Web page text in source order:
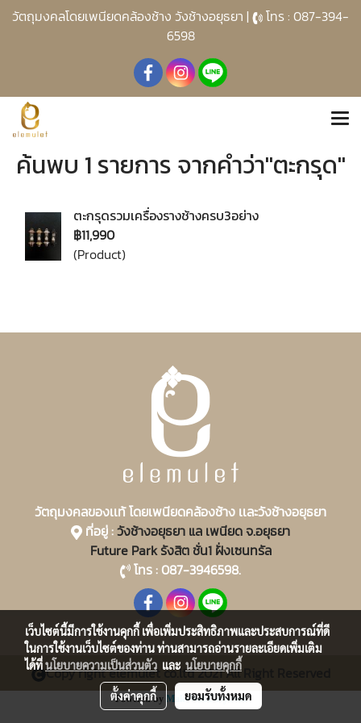
วัตถุมงคลโดยเพนียดคล้องช้าง วังช้างอยุธยา |
โทร : 087-394-
6598
ค้นพบ 1 รายการ จากคำว่า"ตะกรุด"
ตะกรุดรวมเครื่องรางช้างครบ3อย่าง
฿11,990
(Product)
วัตถุมงคลของเเท้ โดยเพนียดคล้องช้าง เเละวังช้างอยุธยา
ที่อยู่ :วังช้างอยุธยา แล เพนียด จ.อยุธยา
Future Park รังสิต ชั่น1 ฝั่งเซนทรัล
โทร : 087-3946598.
Copy right elemulet co.ltd 2021 All Right Reserved
Powered by MakeWebEasy.com
เว็บไซต์นี้มีการใช้งานคุกกี้ เพื่อเพิ่มประสิทธิภาพและประสบการณ์ที่ดี
ในการใช้งานเว็บไซต์ของท่าน ท่านสามารถอ่านรายละเอียดเพิ่มเติม
ได้ที่นโยบายความเป็นส่วนตัว และ นโยบายคุกกี้
ตั้งค่าคุกกี้ ยอมรับทั้งหมด